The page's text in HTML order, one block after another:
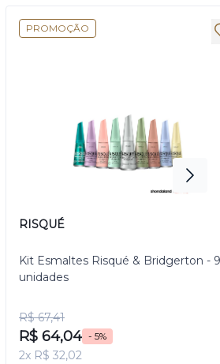
PROMOÇÃO
RISQUÉ
Kit Esmaltes Risqué & Bridgerton - 9
unidades
R$ 67,41
R$ 64,04 - 5%
2x R$ 32,02